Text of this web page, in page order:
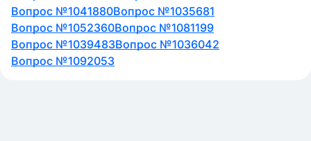
Вопрос №1041880Вопрос №1035681
Вопрос №1052360Вопрос №1081199
Вопрос №1039483Вопрос №1036042
Вопрос №1092053